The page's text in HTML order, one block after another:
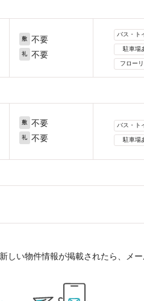
敷 不要
礼 不要
バス・ト
駐車場
フロー
敷 不要
礼 不要
バス・ト
駐車場
い物件情報が掲載されたら、メ